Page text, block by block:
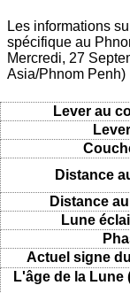
Les informations
spécifique au
Mercredi, 27
Asia/Phnom Penh)
Lever au
Distance
Distance
Lune
Actuel signe
L'âge de la